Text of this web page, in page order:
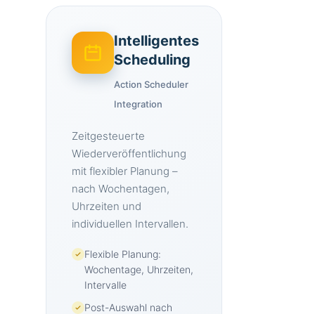
Intelligentes
Scheduling
Action Scheduler
Integration
Zeitgesteuerte
Wiederveröffentlichung
mit flexibler Planung –
nach Wochentagen,
Uhrzeiten und
individuellen Intervallen.
Flexible Planung:
Wochentage, Uhrzeiten,
Intervalle
Post-Auswahl nach